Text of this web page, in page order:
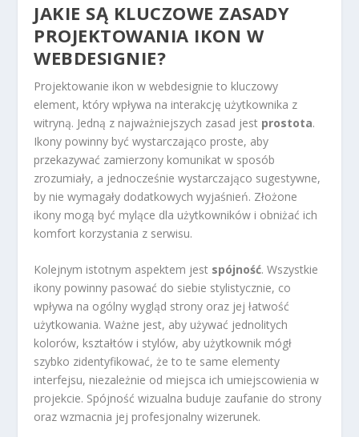
JAKIE SĄ KLUCZOWE ZASADY
PROJEKTOWANIA IKON W
WEBDESIGNIE?
Projektowanie ikon w webdesignie to kluczowy
element, który wpływa na interakcję użytkownika z
witryną. Jedną z najważniejszych zasad jest prostota.
Ikony powinny być wystarczająco proste, aby
przekazywać zamierzony komunikat w sposób
zrozumiały, a jednocześnie wystarczająco sugestywne,
by nie wymagały dodatkowych wyjaśnień. Złożone
ikony mogą być mylące dla użytkowników i obniżać ich
komfort korzystania z serwisu.
Kolejnym istotnym aspektem jest spójność. Wszystkie
ikony powinny pasować do siebie stylistycznie, co
wpływa na ogólny wygląd strony oraz jej łatwość
użytkowania. Ważne jest, aby używać jednolitych
kolorów, kształtów i stylów, aby użytkownik mógł
szybko zidentyfikować, że to te same elementy
interfejsu, niezależnie od miejsca ich umiejscowienia w
projekcie. Spójność wizualna buduje zaufanie do strony
oraz wzmacnia jej profesjonalny wizerunek.